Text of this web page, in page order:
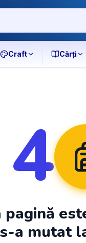
Craft Cărți
4
s-a mutat